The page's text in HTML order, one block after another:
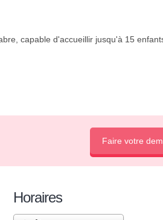
capable d'accueillir jusqu'à 15
Faire votre
Horaires